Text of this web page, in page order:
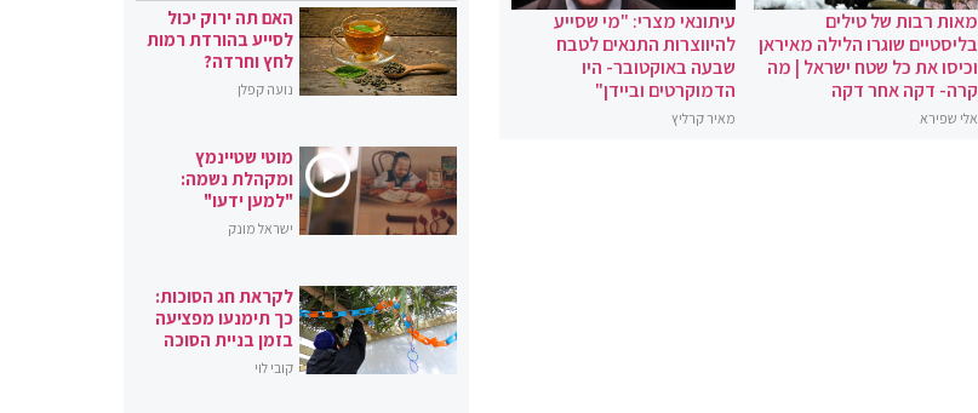
מאות רבות של טילים
בליסטיים שוגרו הלילה מאיראן
וכיסו את כל שטח ישראל | מה
קרה- דקה אחר דקה
אלי שפירא
עיתונאי מצרי: "מי שסייע
להיווצרות התנאים לטבח
שבעה באוקטובר- היו
הדמוקרטים וביידן"
מאיר קרליץ
האם תה ירוק יכול
לסייע בהורדת רמות
לחץ וחרדה?
נועה קפלן
מוטי שטיינמץ
ומקהלת נשמה:
"למען ידעו"
ישראל מונק
לקראת חג הסוכות:
כך תימנעו מפציעה
בזמן בניית הסוכה
קובי לוי